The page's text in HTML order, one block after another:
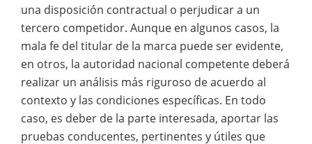
una disposición contractual o perjudicar a un
tercero competidor. Aunque en algunos casos, la
mala fe del titular de la marca puede ser evidente,
en otros, la autoridad nacional competente deberá
realizar un análisis más riguroso de acuerdo al
contexto y las condiciones específicas. En todo
caso, es deber de la parte interesada, aportar las
pruebas conducentes, pertinentes y útiles que